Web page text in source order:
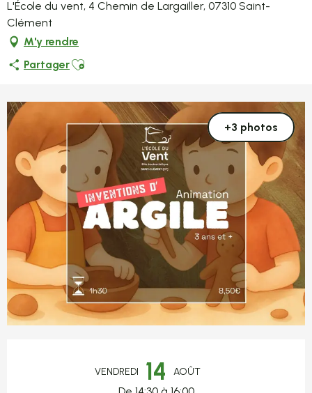
L'École du vent, 4 Chemin de Largailler, 07310 Saint-
Clément
M'y rendre
PartagerAjouter aux favoris
+3 photos
VENDREDI 14 AOÛT